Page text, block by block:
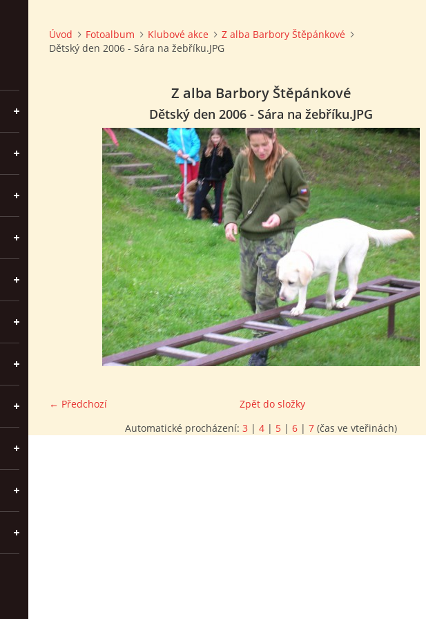
Úvod Fotoalbum Klubové akce
Z alba Barbory Štěpánkové
Dětský den 2006 - Sára na žebříku.JPG
Z alba Barbory Štěpánkové
Dětský den 2006 - Sára na žebříku.JPG
← Předchozí
Zpět do složky
Automatické procházení: 3 | 4 | 5 | 6 | 7 (čas ve vteřinách)